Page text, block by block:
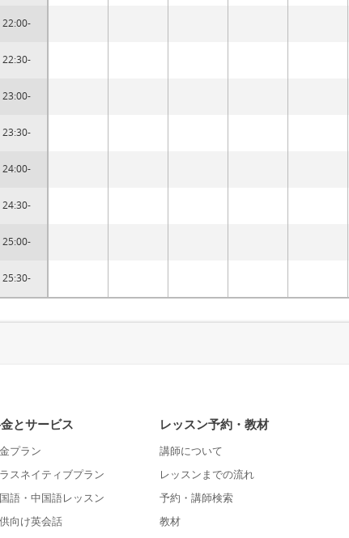
22:00-
22:30-
23:00-
23:30-
24:00-
24:30-
25:00-
25:30-
とサービス
プラン
スネイティブプラン
語・中国語レッスン
向け英会話
レッスン予約・教材
講師について
レッスンまでの流れ
予約・講師検索
教材